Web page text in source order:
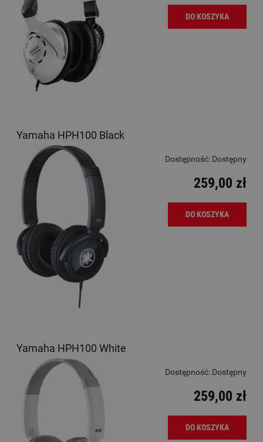
DO KOSZYKA
Yamaha HPH100 Black
Dostępność: Dostępny
259,00 zł
DO KOSZYKA
Yamaha HPH100 White
Dostępność: Dostępny
259,00 zł
DO KOSZYKA